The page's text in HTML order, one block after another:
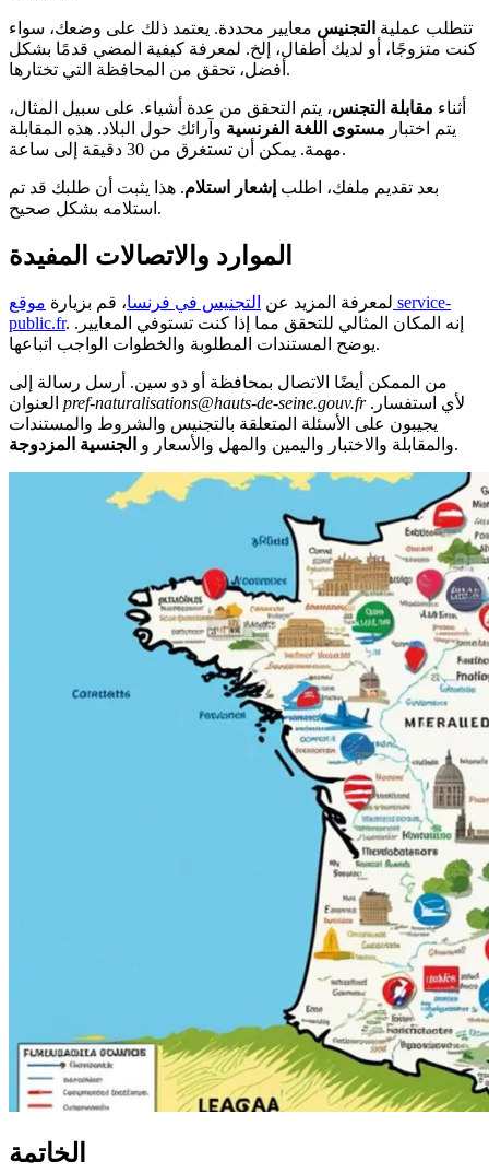
تتطلب عملية التجنيس معايير محددة. يعتمد ذلك على وضعك، سواء
كنت متزوجًا، أو لديك أطفال، إلخ. لمعرفة كيفية المضي قدمًا بشكل
أفضل، تحقق من المحافظة التي تختارها.
أثناء مقابلة التجنس، يتم التحقق من عدة أشياء. على سبيل المثال،
يتم اختبار مستوى اللغة الفرنسية وآرائك حول البلاد. هذه المقابلة
مهمة. يمكن أن تستغرق من 30 دقيقة إلى ساعة.
بعد تقديم ملفك، اطلب إشعار استلام. هذا يثبت أن طلبك قد تم
استلامه بشكل صحيح.
الموارد والاتصالات المفيدة
لمعرفة المزيد عن التجنيس في فرنسا، قم بزيارة موقع service-
public.fr. إنه المكان المثالي للتحقق مما إذا كنت تستوفي المعايير.
يوضح المستندات المطلوبة والخطوات الواجب اتباعها.
من الممكن أيضًا الاتصال بمحافظة أو دو سين. أرسل رسالة إلى
pref-naturalisations@hauts-de-seine.gouv.frلأي استفسار.
يجيبون على الأسئلة المتعلقة بالتجنيس والشروط والمستندات
والمقابلة والاختبار واليمين والمهل والأسعار و الجنسية المزدوجة .
الخاتمة